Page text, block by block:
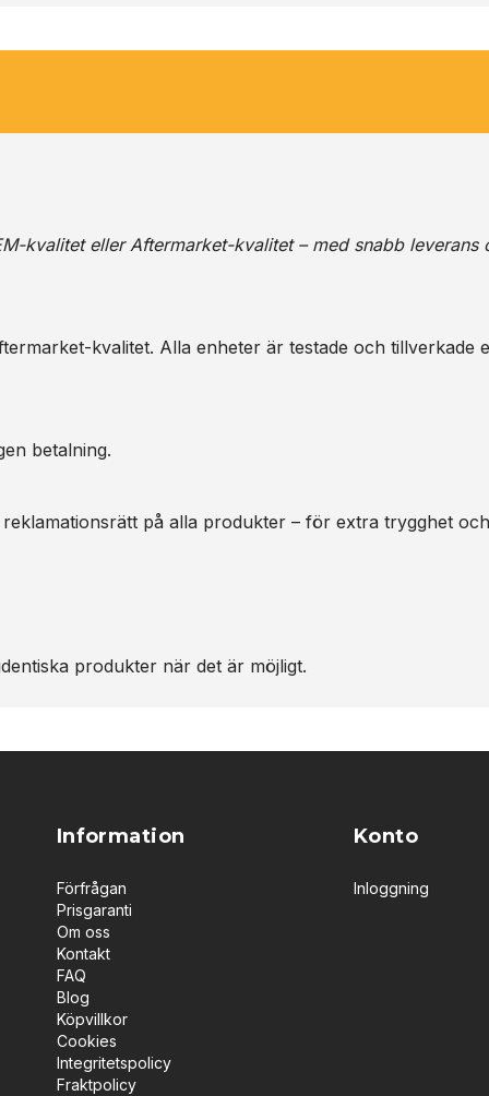
kvalitet eller Aftermarket-kvalitet – med snabb leverans
kvalitet. Alla enheter är testade och tillverkade
betalning.
på alla produkter – för extra trygghet
produkter när det är möjligt.
Information
Förfrågan
Prisgaranti
Om oss
Kontakt
FAQ
Blog
Köpvillkor
Cookies
Integritetspolicy
Fraktpolicy
Konto
Inloggning